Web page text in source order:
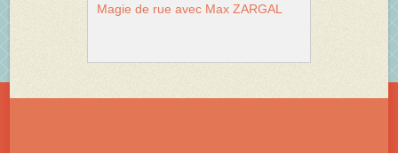
Magie de rue avec Max ZARGAL